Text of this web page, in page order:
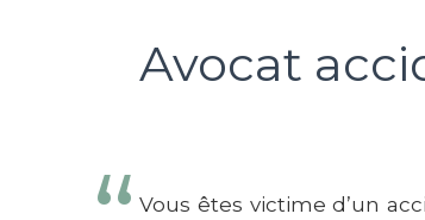
Avocat
Vous êtes victime d’un